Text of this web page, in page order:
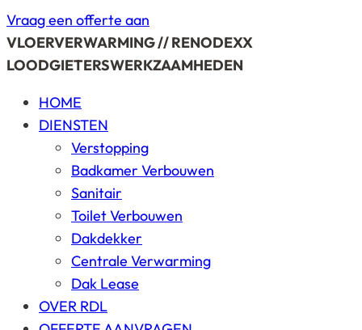
Vraag een offerte aan
VLOERVERWARMING // RENODEXX
LOODGIETERSWERKZAAMHEDEN
HOME
DIENSTEN
Verstopping
Badkamer Verbouwen
Sanitair
Toilet Verbouwen
Dakdekker
Centrale Verwarming
Dak Lease
OVER RDL